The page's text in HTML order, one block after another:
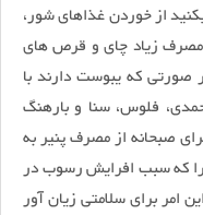
از خوردن غذاهای شور،
زیاد چای و قرص های
صورتی که یبوست دارند با
فلوس، سنا و بارهنگ
صبحانه از مصرف پنیر به
که سبب افرایش رسوب در
امر برای سلامتی زیان آور